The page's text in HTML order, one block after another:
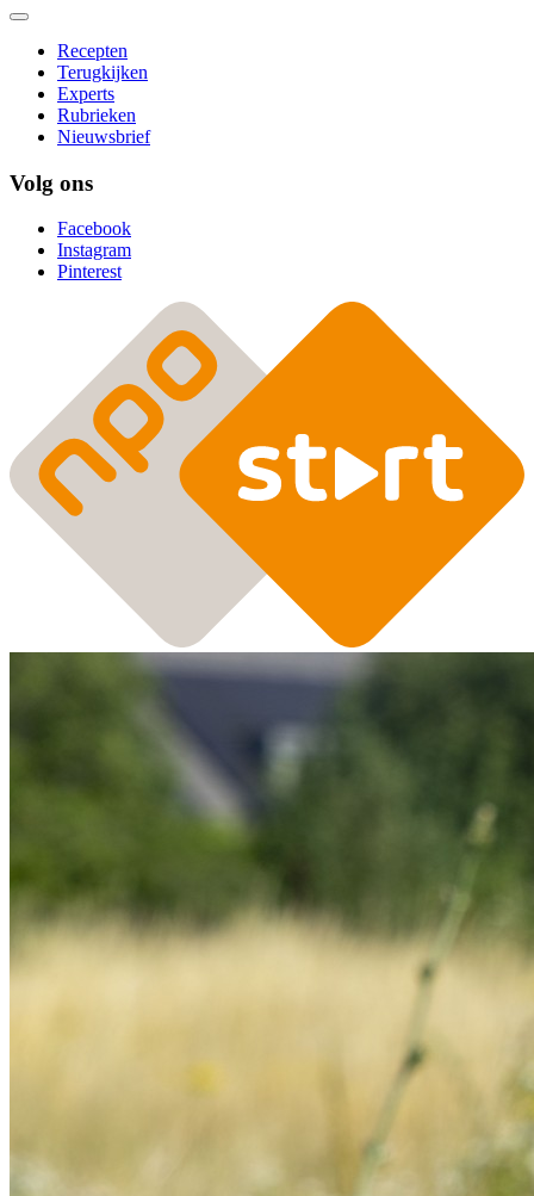
Recepten
Terugkijken
Experts
Rubrieken
Nieuwsbrief
Volg ons
Facebook
Instagram
Pinterest